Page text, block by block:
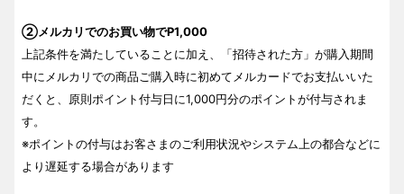
②メルカリでのお買い物でP1,000
上記条件を満たしていることに加え、「招待された方」が購入期間
中にメルカリでの商品ご購入時に初めてメルカードでお支払いいた
だくと、原則ポイント付与日に1,000円分のポイントが付与されま
す。
※ポイントの付与はお客さまのご利用状況やシステム上の都合などに
より遅延する場合があります